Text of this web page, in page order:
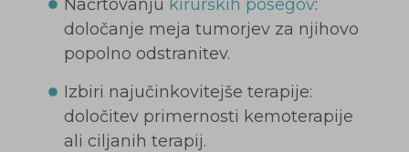
Načrtovanju kirurških posegov:
določanje meja tumorjev za njihovo
popolno odstranitev.
Izbiri najučinkovitejše terapije:
določitev primernosti kemoterapije
ali ciljanih terapij.